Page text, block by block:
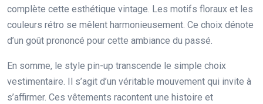
complète cette esthétique vintage. Les motifs floraux et les
couleurs rétro se mêlent harmonieusement. Ce choix dénote
d’un goût prononcé pour cette ambiance du passé.
En somme, le style pin-up transcende le simple choix
vestimentaire. Il s’agit d’un véritable mouvement qui invite à
s’affirmer. Ces vêtements racontent une histoire et